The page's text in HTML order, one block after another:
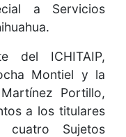
a Servicios
del ICHITAIP,
Montiel y la
Portillo,
a los titulares
Sujetos